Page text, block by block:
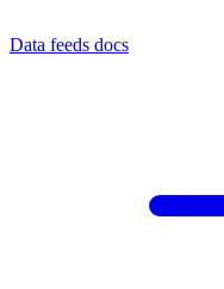
Data feeds docs